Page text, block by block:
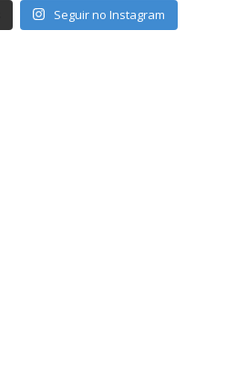
Seguir no Instagram